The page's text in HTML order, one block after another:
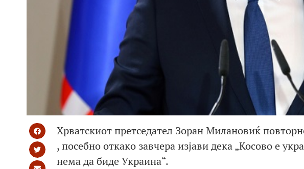
Хрватскиот претседател Зоран Милановиќ
, посебно откако завчера изјави дека „Косово е
нема да биде Украина“.